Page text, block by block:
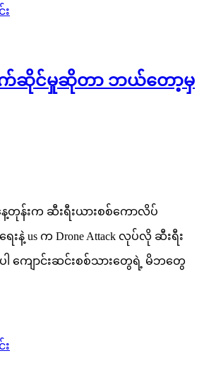
က်ဆိုင်မှုဆိုတာ ဘယ်တော့မှ
န်းက ဆီးရီးယားစစ်ကောလိပ်
းနဲ့ us က Drone Attack လုပ်လို ဆီးရီး
ကျောင်းဆင်းစစ်သားတွေရဲ့ မိဘတွေ